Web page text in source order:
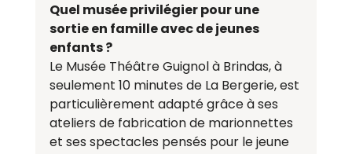
Quel musée privilégier pour une
sortie en famille avec de jeunes
enfants ?
Le Musée Théâtre Guignol à Brindas, à
seulement 10 minutes de La Bergerie, est
particulièrement adapté grâce à ses
ateliers de fabrication de marionnettes
et ses spectacles pensés pour le jeune